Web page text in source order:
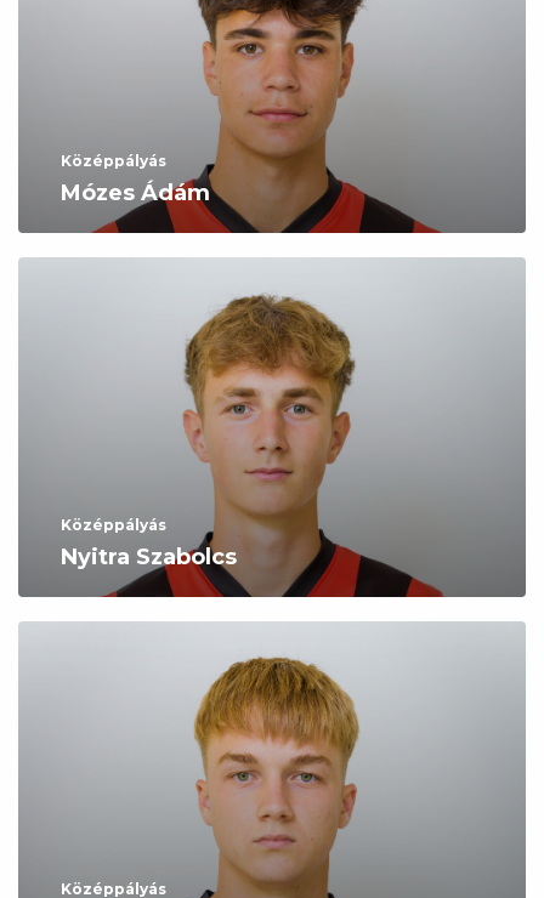
Középpályás
Mózes Ádám
Középpályás
Nyitra Szabolcs
Középpályás